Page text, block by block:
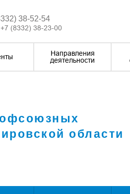
38-52-54
(8332) 38-23-00
Направления
деятельности
области